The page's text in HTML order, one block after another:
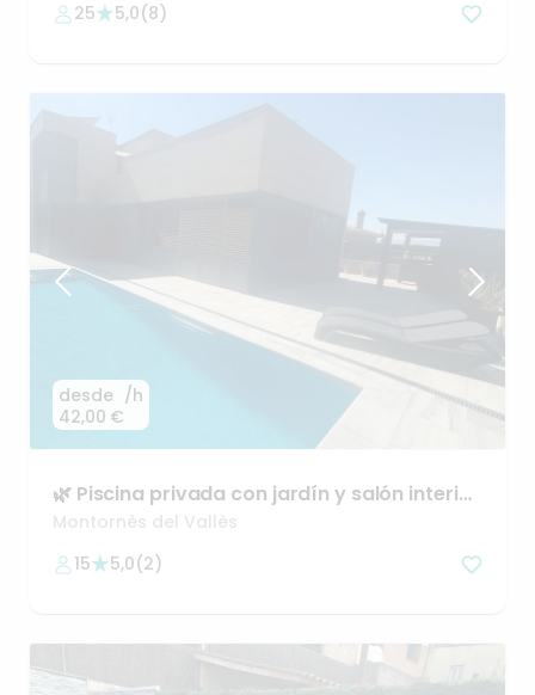
25
5,0(8)
desde
42,00 €
/h
🌿 Piscina privada con jardín y salón interior
en Montornès
Montornès del Vallès
15
5,0(2)